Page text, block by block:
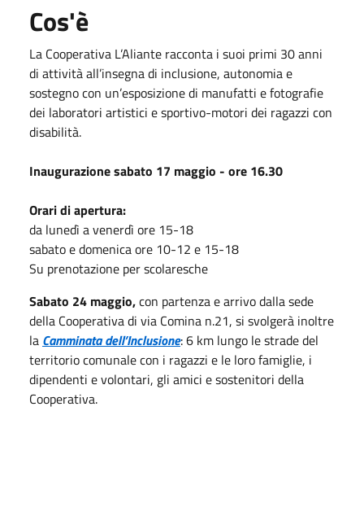
Cos'è
La Cooperativa L’Aliante racconta i suoi primi 30 anni
di attività all’insegna di inclusione, autonomia e
sostegno con un’esposizione di manufatti e fotografie
dei laboratori artistici e sportivo-motori dei ragazzi con
disabilità.
Inaugurazione sabato 17 maggio - ore 16.30
Orari di apertura:
da lunedì a venerdì ore 15-18
sabato e domenica ore 10-12 e 15-18
Su prenotazione per scolaresche
Sabato 24 maggio,con partenza e arrivo dalla sede
della Cooperativa di via Comina n.21, si svolgerà inoltre
la Camminata dell’Inclusione: 6 km lungo le strade del
territorio comunale con i ragazzi e le loro famiglie, i
dipendenti e volontari, gli amici e sostenitori della
Cooperativa.